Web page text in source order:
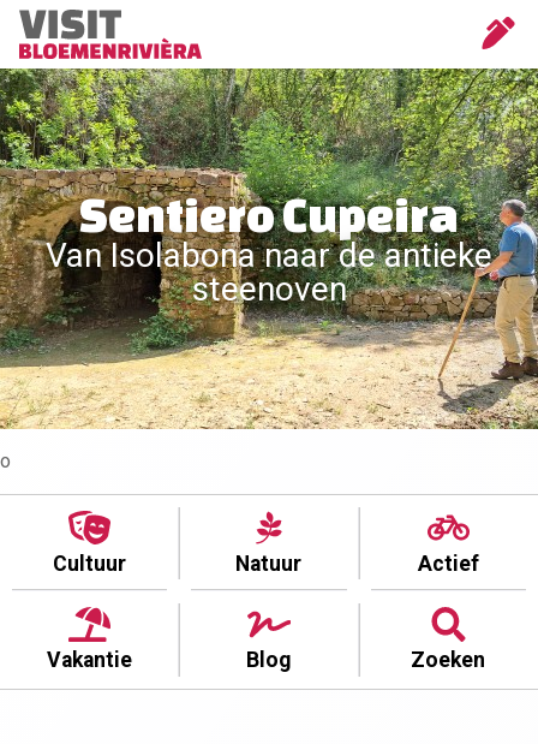
Sentiero Cupeira
Van Isolabona naar de antieke
steenoven
o
Cultuur Natuur Actief
Vakantie Blog Zoeken